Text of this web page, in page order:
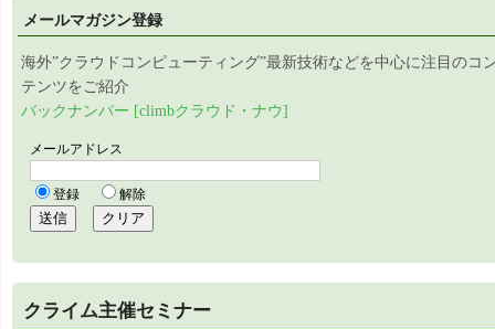
メールマガジン登録
海外”クラウドコンピューティング”最新技術などを中心に注目のコ
テンツをご紹介
バックナンバー [climbクラウド・ナウ]
クライム主催セミナー